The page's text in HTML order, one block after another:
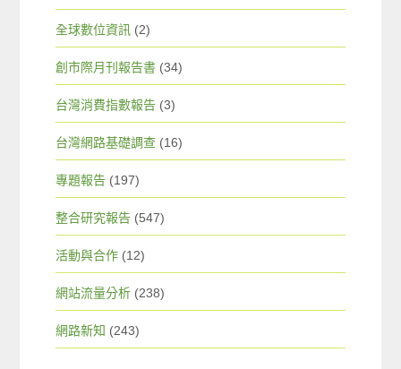
全球數位資訊 (2)
創市際月刊報告書 (34)
台灣消費指數報告 (3)
台灣網路基礎調查 (16)
專題報告 (197)
整合研究報告 (547)
活動與合作 (12)
網站流量分析 (238)
網路新知 (243)